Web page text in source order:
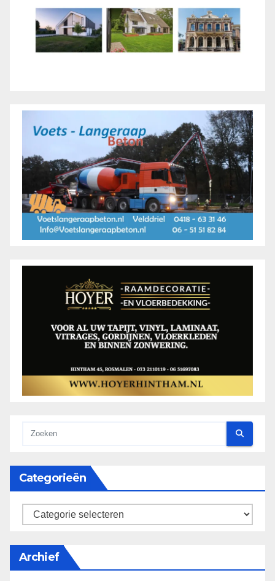
Categorieën
categorieën
Archief